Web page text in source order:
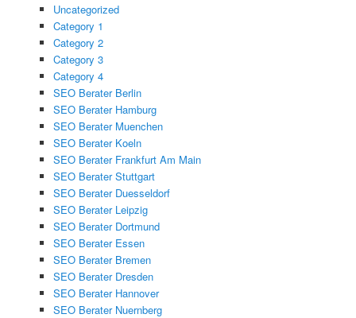
Uncategorized
Category 1
Category 2
Category 3
Category 4
SEO Berater Berlin
SEO Berater Hamburg
SEO Berater Muenchen
SEO Berater Koeln
SEO Berater Frankfurt Am Main
SEO Berater Stuttgart
SEO Berater Duesseldorf
SEO Berater Leipzig
SEO Berater Dortmund
SEO Berater Essen
SEO Berater Bremen
SEO Berater Dresden
SEO Berater Hannover
SEO Berater Nuernberg